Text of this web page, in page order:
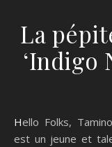
La
‘Indigo
Hello Folks, Tamino-Amir Moharam Fouad, alias Tamino,
est un jeune et